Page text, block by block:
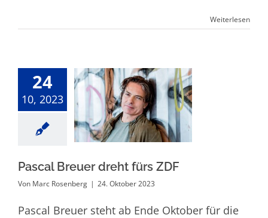
Weiterlesen
24
10, 2023
Pascal Breuer
dreht fürs ZDF
Pascal Breuer dreht fürs ZDF
Von Marc Rosenberg | 24. Oktober 2023
Pascal Breuer steht ab Ende Oktober für die